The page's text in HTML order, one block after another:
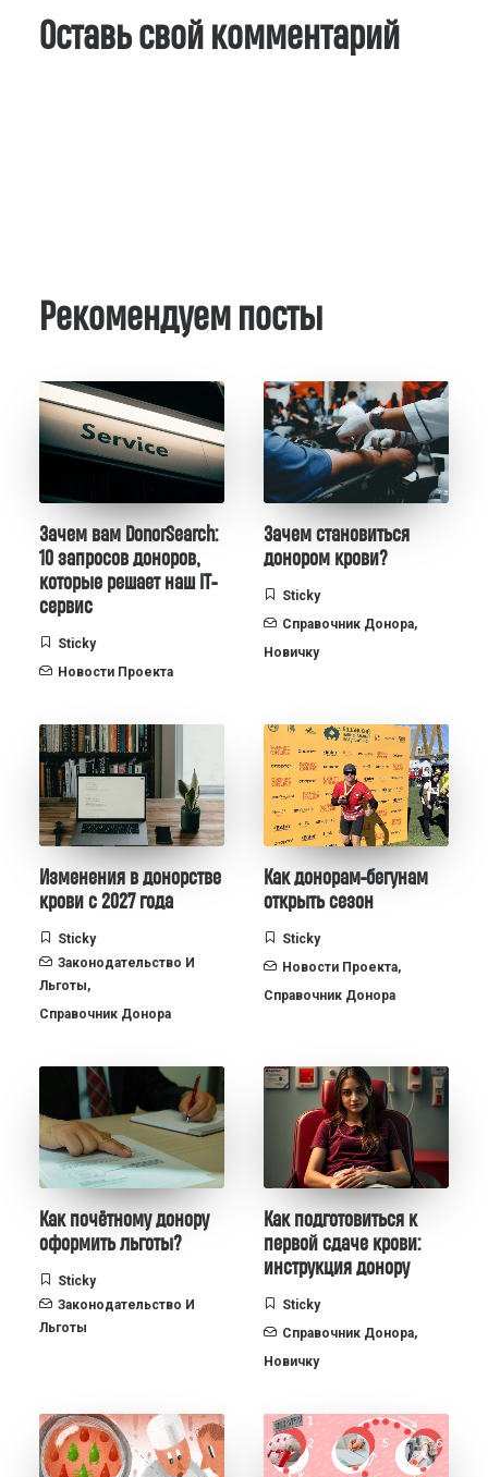
Оставь свой комментарий
Рекомендуем посты
Зачем вам DonorSearch:
10 запросов доноров,
которые решает наш IT-
сервис
Sticky
Новости Проекта
Зачем становиться
донором крови?
Sticky
Справочник Донора,
Новичку
Изменения в донорстве
крови с 2027 года
Sticky
Законодательство И
Льготы,
Справочник Донора
Как донорам-бегунам
открыть сезон
Sticky
Новости Проекта,
Справочник Донора
Как почётному донору
оформить льготы?
Sticky
Законодательство И
Льготы
Как подготовиться к
первой сдаче крови:
инструкция донору
Sticky
Справочник Донора,
Новичку